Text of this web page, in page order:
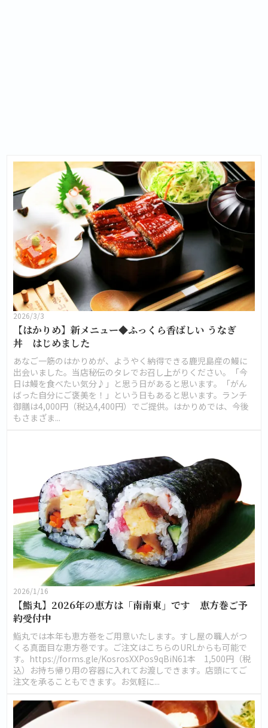
2026/3/3
【はかりめ】新メニュー◆ふっくら香ばしい うなぎ
丼 はじめました
あなご一筋のはかりめが、ようやく納得できる鹿児島産の鰻に
出会いました。当店秘伝のタレでお召し上がりください。「今
日は鰻を食べたい気分♪」と思う日があると思います。「がん
ばった自分にご褒美を！」という日もあると思います。ランチ
御膳は4,000円（税込4,400円）でご提供。はかりめでは、今後
もさまざま...
2026/1/16
【鮨丸】2026年の恵方は「南南東」です 恵方巻ご予
約受付中
鮨丸では本年も恵方巻をご用意いたします。すし屋の職人がつ
くる真面目な恵方巻です。ご注文はこちらのURLからも可能で
す。https://forms.gle/KosrosXXPos9qBiN61本 1,500円（税
込）お持ち帰り用の容器に入れてお渡しできます。店頭にてご
注文を承ることもできます。お気軽に...